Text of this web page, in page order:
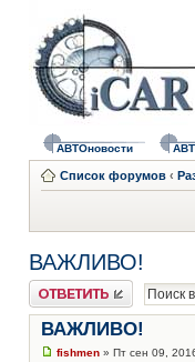
АВТОновости
Список форумов ‹
ВАЖЛИВО!
Ответить
ВАЖЛИВО!
fishmen » Пт сен 09,